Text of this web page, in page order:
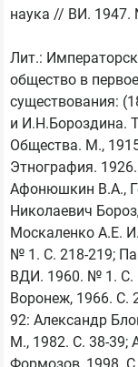
наука // ВИ. 1947.
Лит.:
общество в
существования:
и И.Н.Бороздина.
Общества. М.,
Этнография.
Афонюшкин В.А.,
Николаевич
Москаленко А.Е.
№ 1. С. 218-219;
ВДИ. 1960. № 1. С.
Воронеж, 1966. С.
92: Александр
М., 1982. С. 38-39;